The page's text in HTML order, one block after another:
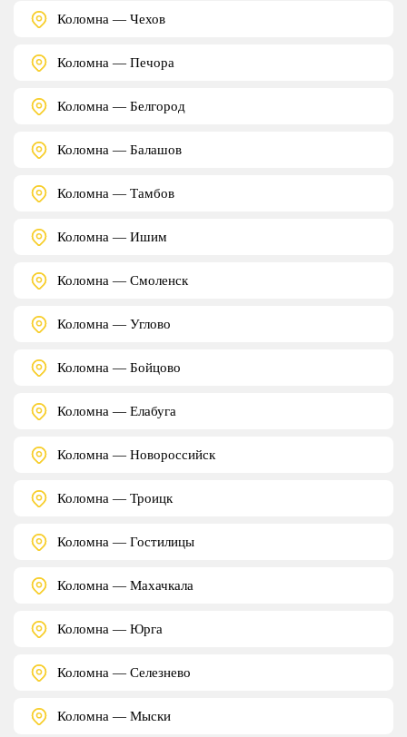
Коломна — Чехов
Коломна — Печора
Коломна — Белгород
Коломна — Балашов
Коломна — Тамбов
Коломна — Ишим
Коломна — Смоленск
Коломна — Углово
Коломна — Бойцово
Коломна — Елабуга
Коломна — Новороссийск
Коломна — Троицк
Коломна — Гостилицы
Коломна — Махачкала
Коломна — Юрга
Коломна — Селезнево
Коломна — Мыски